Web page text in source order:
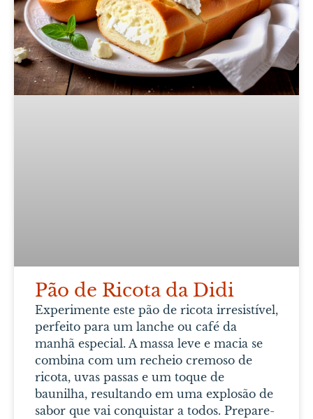
Pão de Ricota da Didi
Experimente este pão de ricota irresistível,
perfeito para um lanche ou café da
manhã especial. A massa leve e macia se
combina com um recheio cremoso de
ricota, uvas passas e um toque de
baunilha, resultando em uma explosão de
sabor que vai conquistar a todos. Prepare-